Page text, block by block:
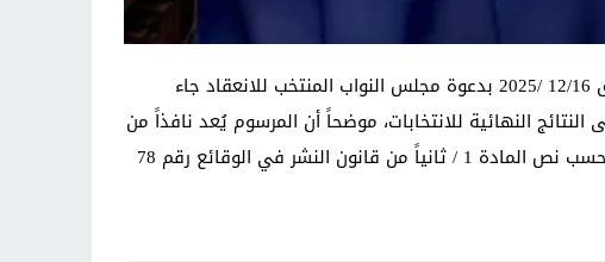
قال الخبير القانوني المستشار سالم حواس ” إن المرسوم الجمهوري الصادر عن رئيس الجمهورية هذا اليوم الموافق 12/16 /2025 بدعوة مجلس النواب المنتخب للانعقاد جاء
مصادقة المحكمة الاتحادية العليا على النتائج النهائية للانتخابات، موضحاً أن المرسوم يُعد نافذاً من
تاريخ صدوره في 16 كانون الأول 2025، فيما يُعد نشره في الجريدة الرسمية إجراءً إعلانياً لا يؤثر على سريان النفاذ حسب نص المادة 1 / ثانياً من قانون النشر في الوقائع رقم 78